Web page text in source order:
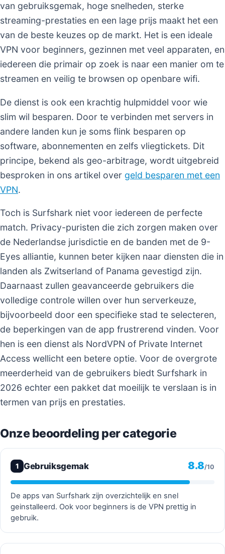
van gebruiksgemak, hoge snelheden, sterke
streaming-prestaties en een lage prijs maakt het een
van de beste keuzes op de markt. Het is een ideale
VPN voor beginners, gezinnen met veel apparaten, en
iedereen die primair op zoek is naar een manier om te
streamen en veilig te browsen op openbare wifi.
De dienst is ook een krachtig hulpmiddel voor wie
slim wil besparen. Door te verbinden met servers in
andere landen kun je soms flink besparen op
software, abonnementen en zelfs vliegtickets. Dit
principe, bekend als geo-arbitrage, wordt uitgebreid
besproken in ons artikel over geld besparen met een
VPN.
Toch is Surfshark niet voor iedereen de perfecte
match. Privacy-puristen die zich zorgen maken over
de Nederlandse jurisdictie en de banden met de 9-
Eyes alliantie, kunnen beter kijken naar diensten die in
landen als Zwitserland of Panama gevestigd zijn.
Daarnaast zullen geavanceerde gebruikers die
volledige controle willen over hun serverkeuze,
bijvoorbeeld door een specifieke stad te selecteren,
de beperkingen van de app frustrerend vinden. Voor
hen is een dienst als NordVPN of Private Internet
Access wellicht een betere optie. Voor de overgrote
meerderheid van de gebruikers biedt Surfshark in
2026 echter een pakket dat moeilijk te verslaan is in
termen van prijs en prestaties.
Onze beoordeling per categorie
1 Gebruiksgemak 8.8/10
De apps van Surfshark zijn overzichtelijk en snel
geinstalleerd. Ook voor beginners is de VPN prettig in
gebruik.